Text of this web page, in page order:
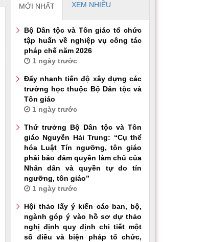
MỚI NHẤT XEM NHIỀU
Bộ Dân tộc và Tôn giáo tổ chức
tập huấn về nghiệp vụ công tác
pháp chế năm 2026
1 ngày trước
Đẩy nhanh tiến độ xây dựng các
trường học thuộc Bộ Dân tộc và
Tôn giáo
1 ngày trước
Thứ trưởng Bộ Dân tộc và Tôn
giáo Nguyễn Hải Trung: “Cụ thể
hóa Luật Tín ngưỡng, tôn giáo
phải bảo đảm quyền làm chủ của
Nhân dân và quyền tự do tín
ngưỡng, tôn giáo”
1 ngày trước
Hội thảo lấy ý kiến các ban, bộ,
ngành góp ý vào hồ sơ dự thảo
nghị định quy định chi tiết một
số điều và biện pháp tổ chức,